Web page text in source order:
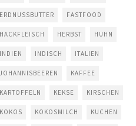
ERDNUSSBUTTER FASTFOOD
HACKFLEISCH HERBST HUHN
INDIEN INDISCH ITALIEN
JOHANNISBEEREN KAFFEE
KARTOFFELN KEKSE KIRSCHEN
KOKOS KOKOSMILCH KUCHEN